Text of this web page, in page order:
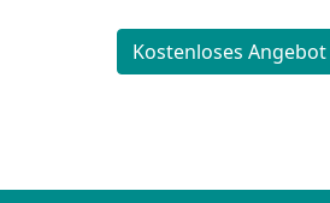
Kostenloses